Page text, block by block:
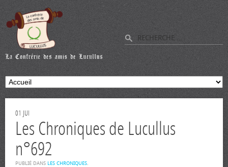
01 JUI
Les Chroniques de Lucullus
n°692
PUBLIÉ DANS LES CHRONIQUES.